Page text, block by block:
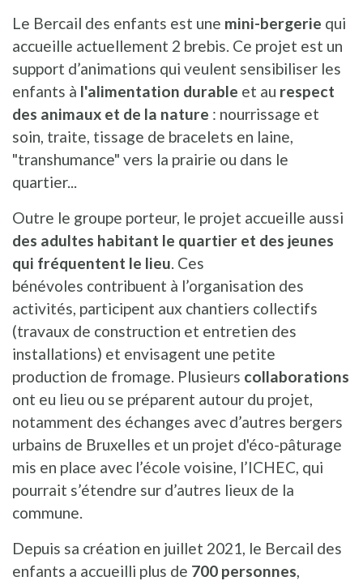
Le Bercail des enfants est une mini-bergerie qui
accueille actuellement 2 brebis. Ce projet est un
support d’animations qui veulent sensibiliser les
enfants à l'alimentation durable et au respect
des animaux et de la nature : nourrissage et
soin, traite, tissage de bracelets en laine,
"transhumance" vers la prairie ou dans le
quartier...
Outre le groupe porteur, le projet accueille aussi
des adultes habitant le quartier et des jeunes
qui fréquentent le lieu. Ces
bénévoles contribuent à l’organisation des
activités, participent aux chantiers collectifs
(travaux de construction et entretien des
installations) et envisagent une petite
production de fromage. Plusieurs collaborations
ont eu lieu ou se préparent autour du projet,
notamment des échanges avec d’autres bergers
urbains de Bruxelles et un projet d'éco-pâturage
mis en place avec l’école voisine, l’ICHEC, qui
pourrait s’étendre sur d’autres lieux de la
commune.
Depuis sa création en juillet 2021, le Bercail des
enfants a accueilli plus de 700 personnes,